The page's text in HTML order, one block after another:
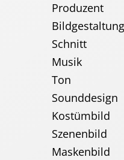
Produzent
Schnitt
Musik
Ton